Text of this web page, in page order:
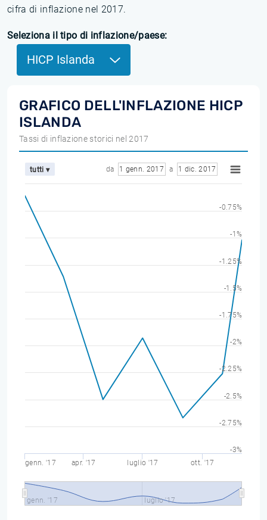
cifra di inflazione nel 2017.
Seleziona il tipo di inflazione/paese:
HICP Islanda
GRAFICO DELL'INFLAZIONE HICP
ISLANDA
Tassi di inflazione storici nel 2017
tutti ▾ da 1 genn. 2017 a 1 dic. 2017
genn. '17 apr. '17 luglio '17 ott. '17
genn. '17 luglio '17
-3%
-2.75%
-2.5%
-2.25%
-2%
-1.75%
-1.5%
-1.25%
-1%
-0.75%